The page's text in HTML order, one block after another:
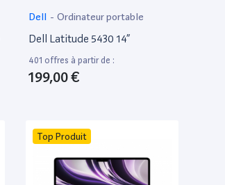
Dell - Ordinateur portable
Dell Latitude 5430 14”
401 offres à partir de :
199,00 €
Top Produit